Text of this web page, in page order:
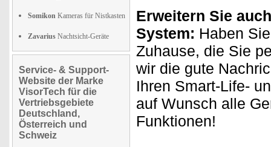
Somikon Kameras für Nistkasten
Zavarius Nachtsicht-Geräte
Service- & Support-
Website der Marke
VisorTech für die
Vertriebsgebiete
Deutschland,
Österreich und
Schweiz
Erweitern Sie
System: Haben
Zuhause, die Sie
wir die gute
Ihren Smart-Life-
auf Wunsch alle
Funktionen!